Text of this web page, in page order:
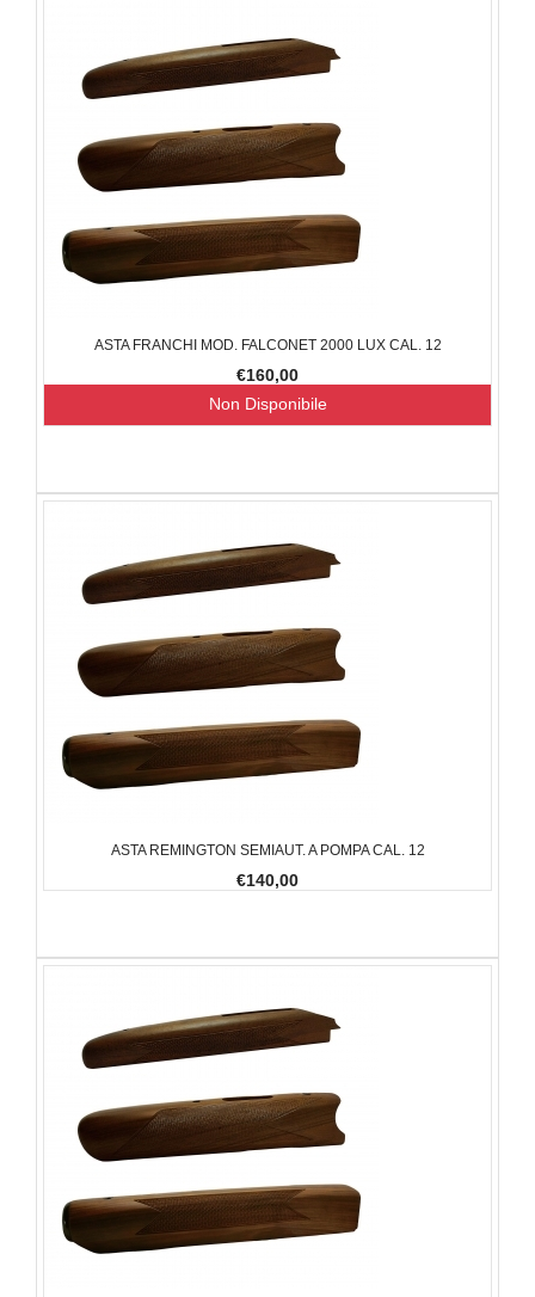
ASTA FRANCHI MOD. FALCONET 2000 LUX CAL. 12
€160,00
Non Disponibile
ASTA REMINGTON SEMIAUT. A POMPA CAL. 12
€140,00